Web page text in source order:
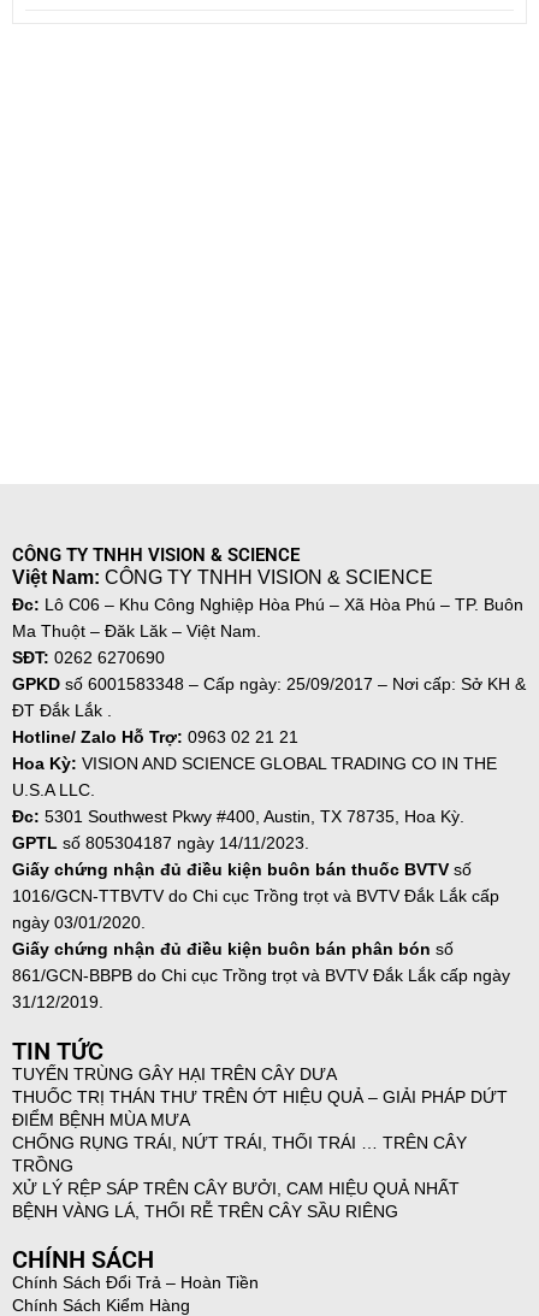
CÔNG TY TNHH VISION & SCIENCE
Việt Nam: CÔNG TY TNHH VISION & SCIENCE
Đc: Lô C06 – Khu Công Nghiệp Hòa Phú – Xã Hòa Phú – TP. Buôn
Ma Thuột – Đăk Lăk – Việt Nam.
SĐT: 0262 6270690
GPKD số 6001583348 – Cấp ngày: 25/09/2017 – Nơi cấp: Sở KH &
ĐT Đắk Lắk .
Hotline/ Zalo Hỗ Trợ: 0963 02 21 21
Hoa Kỳ: VISION AND SCIENCE GLOBAL TRADING CO IN THE
U.S.A LLC.
Đc: 5301 Southwest Pkwy #400, Austin, TX 78735, Hoa Kỳ.
GPTL số 805304187 ngày 14/11/2023.
Giấy chứng nhận đủ điều kiện buôn bán thuốc BVTV số
1016/GCN-TTBVTV do Chi cục Trồng trọt và BVTV Đắk Lắk cấp
ngày 03/01/2020.
Giấy chứng nhận đủ điều kiện buôn bán phân bón số
861/GCN-BBPB do Chi cục Trồng trọt và BVTV Đắk Lắk cấp ngày
31/12/2019.
TIN TỨC
TUYẾN TRÙNG GÂY HẠI TRÊN CÂY DƯA
THUỐC TRỊ THÁN THƯ TRÊN ỚT HIỆU QUẢ – GIẢI PHÁP DỨT
ĐIỂM BỆNH MÙA MƯA
CHỐNG RỤNG TRÁI, NỨT TRÁI, THỐI TRÁI … TRÊN CÂY
TRỒNG
XỬ LÝ RỆP SÁP TRÊN CÂY BƯỞI, CAM HIỆU QUẢ NHẤT
BỆNH VÀNG LÁ, THỐI RỄ TRÊN CÂY SẦU RIÊNG
CHÍNH SÁCH
Chính Sách Đổi Trả – Hoàn Tiền
Chính Sách Kiểm Hàng